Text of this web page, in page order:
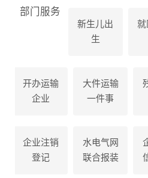
部门服务
新生儿出
生
就
开办运输
企业
大件运输
一件事
企业注销
登记
水电气网
联合报装